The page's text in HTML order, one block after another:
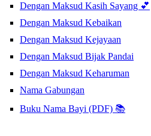
Dengan Maksud Kasih Sayang 💕
Dengan Maksud Kebaikan
Dengan Maksud Kejayaan
Dengan Maksud Bijak Pandai
Dengan Maksud Keharuman
Nama Gabungan
Buku Nama Bayi (PDF) 📚